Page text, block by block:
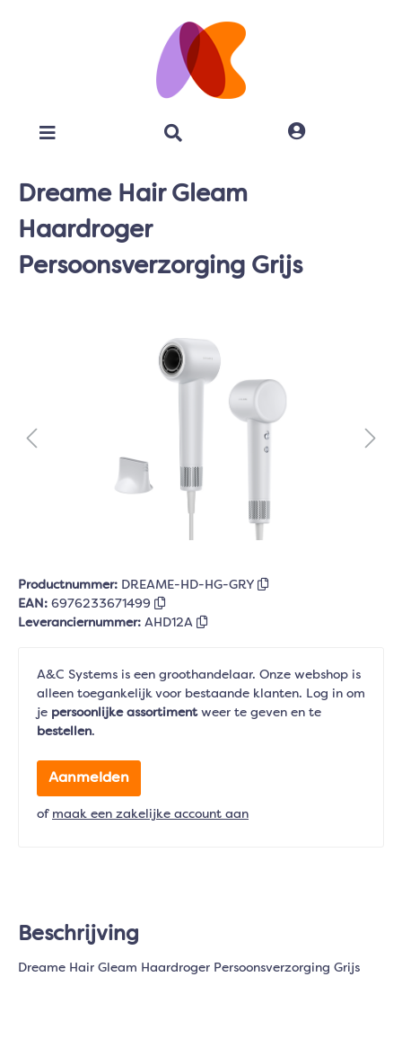
Dreame Hair Gleam
Haardroger
Persoonsverzorging Grijs
Productnummer: DREAME-HD-HG-GRY
EAN: 6976233671499
Leveranciernummer: AHD12A
A&C Systems is een groothandelaar. Onze webshop is
alleen toegankelijk voor bestaande klanten. Log in om
je persoonlijke assortimentweer te geven en te
bestellen.
Aanmelden
of maak een zakelijke account aan
Beschrijving
Dreame Hair Gleam Haardroger Persoonsverzorging Grijs